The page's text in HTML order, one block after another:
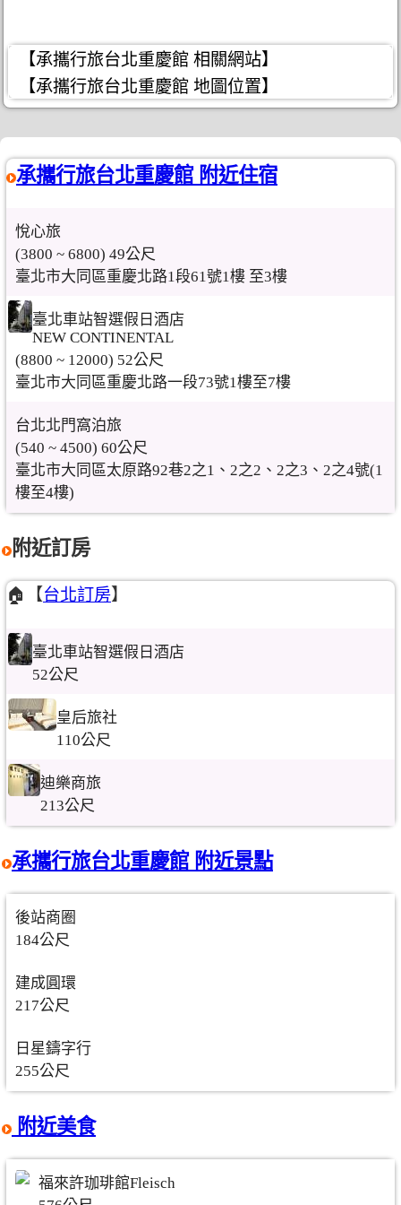
【承攜行旅台北重慶館 相關網站】
【承攜行旅台北重慶館 地圖位置】
承攜行旅台北重慶館 附近住宿
悅心旅
(3800 ~ 6800) 49公尺
臺北市大同區重慶北路1段61號1樓 至3樓
臺北車站智選假日酒店
NEW CONTINENTAL
(8800 ~ 12000) 52公尺
臺北市大同區重慶北路一段73號1樓至7樓
台北北門窩泊旅
(540 ~ 4500) 60公尺
臺北市大同區太原路92巷2之1、2之2、2之3、2之4號(1
樓至4樓)
附近訂房
🏠【台北訂房】
臺北車站智選假日酒店
52公尺
皇后旅社
110公尺
迪樂商旅
213公尺
承攜行旅台北重慶館 附近景點
後站商圈
184公尺
建成圓環
217公尺
日星鑄字行
255公尺
附近美食
福來許珈琲館Fleisch